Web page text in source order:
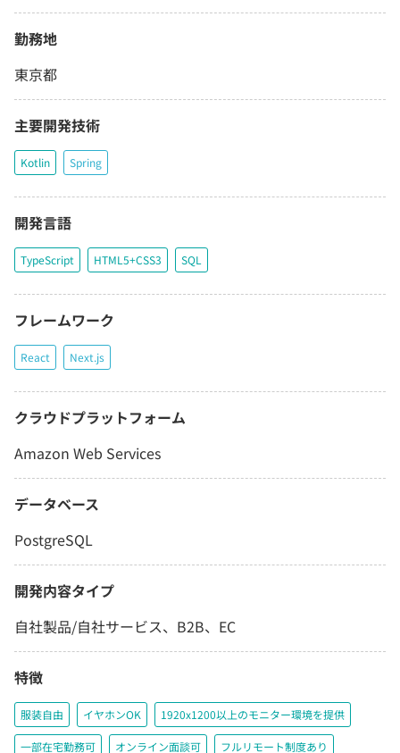
勤務地
東京都
主要開発技術
Kotlin Spring
開発言語
TypeScript HTML5+CSS3 SQL
フレームワーク
React Next.js
クラウドプラットフォーム
Amazon Web Services
データベース
PostgreSQL
開発内容タイプ
自社製品/自社サービス、B2B、EC
特徴
服装自由 イヤホンOK 1920x1200以上のモニター環境を提供
一部在宅勤務可 オンライン面談可 フルリモート制度あり